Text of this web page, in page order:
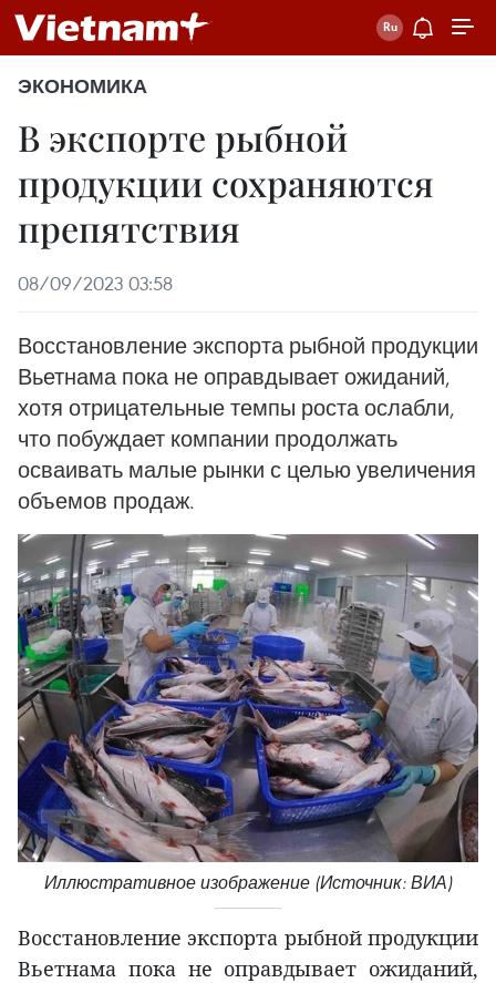
ЭКОНОМИКА
В экспорте рыбной
продукции сохраняются
препятствия
08/09/2023 03:58
Восстановление экспорта рыбной продукции
Вьетнама пока не оправдывает ожиданий,
хотя отрицательные темпы роста ослабли,
что побуждает компании продолжать
осваивать малые рынки с целью увеличения
объемов продаж.
Иллюстративное изображение (Источник: ВИА)
Восстановление экспорта рыбной продукции
Вьетнама пока не оправдывает ожиданий,